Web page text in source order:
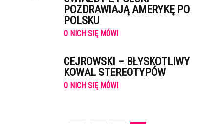
POZDRAWIAJĄ AMERYKĘ PO
POLSKU
O NICH SIĘ MÓWI
CEJROWSKI – BŁYSKOTLIWY
KOWAL STEREOTYPÓW
O NICH SIĘ MÓWI